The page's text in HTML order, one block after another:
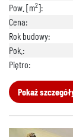
Pow. [m2]:
Cena:
Rok budowy:
Pok.:
Piętro:
Pokaż